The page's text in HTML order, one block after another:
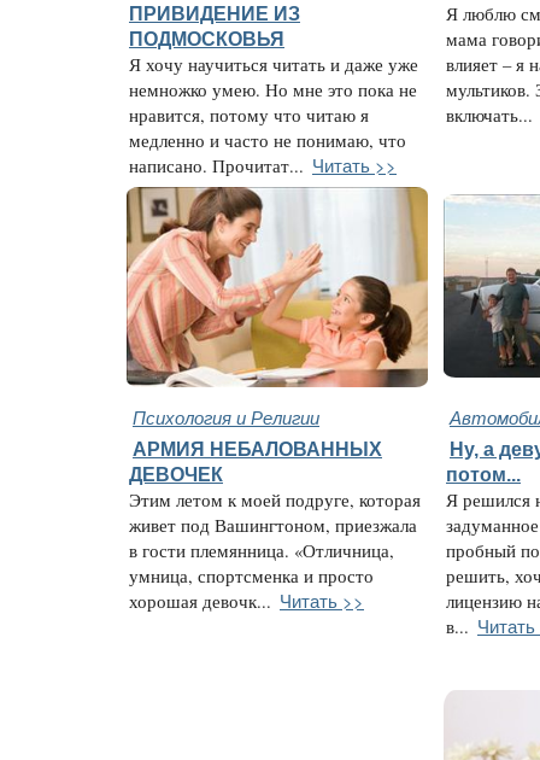
ПРИВИДЕНИЕ ИЗ
ПОДМОСКОВЬЯ
Я хочу научиться читать и даже уже
немножко умею. Но мне это пока не
нравится, потому что читаю я
медленно и часто не понимаю, что
написано. Прочитат... Читать >>
Я люблю
мама
влияет – я
мультиков.
включать...
Психология и Религии
АРМИЯ НЕБАЛОВАННЫХ
ДЕВОЧЕК
Этим летом к моей подруге, которая
живет под Вашингтоном, приезжала
в гости племянница. «Отличница,
умница, спортсменка и просто
хорошая девочк... Читать >>
Ну, а
потом...
Я решился
пробный
решить,
лицензию
в...